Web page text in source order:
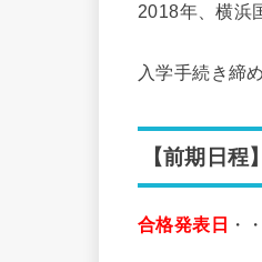
2018年、横浜
入学手続き締
【前期日
合格発表日 ・